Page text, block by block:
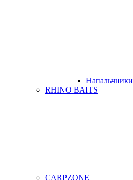
Напальчники
RHINO BAITS
CARPZONE